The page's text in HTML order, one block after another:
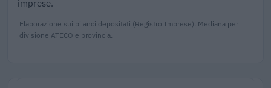
imprese.
Elaborazione sui bilanci depositati (Registro Imprese). Mediana per
divisione ATECO e provincia.